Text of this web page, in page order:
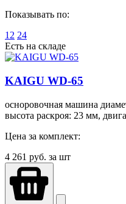
Показывать по:
12 24
Есть на складе
KAIGU WD-65
осноровочная машина
высота раскроя: 23 мм,
Цена за комплект:
4 261 руб. за шт